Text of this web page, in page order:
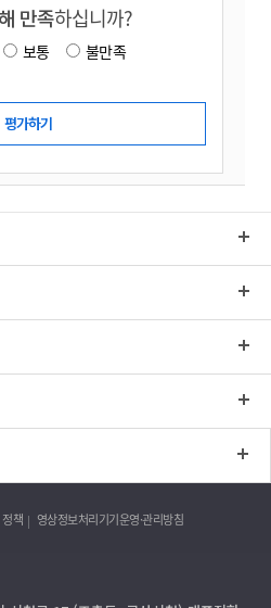
만족하십니까?
보통
불만족
책 영상정보처리기기운영·관리방침